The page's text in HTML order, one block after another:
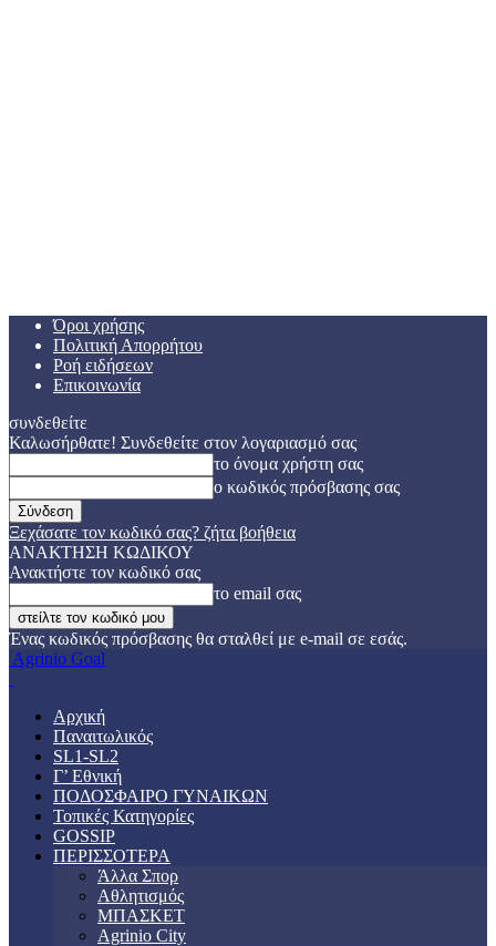
Όροι χρήσης
Πολιτική Απορρήτου
Ροή ειδήσεων
Επικοινωνία
συνδεθείτε
Καλωσήρθατε! Συνδεθείτε στον λογαριασμό σας
το όνομα χρήστη σας
ο κωδικός πρόσβασης σας
Ξεχάσατε τον κωδικό σας? ζήτα βοήθεια
ΑΝΑΚΤΗΣΗ ΚΩΔΙΚΟΥ
Ανακτήστε τον κωδικό σας
το email σας
Ένας κωδικός πρόσβασης θα σταλθεί με e-mail σε εσάς.
Agrinio Goal
Αρχική
Παναιτωλικός
SL1-SL2
Γ’ Εθνική
ΠΟΔΟΣΦΑΙΡΟ ΓΥΝΑΙΚΩΝ
Τοπικές Κατηγορίες
GOSSIP
ΠΕΡΙΣΣΟΤΕΡΑ
Άλλα Σπορ
Αθλητισμός
ΜΠΑΣΚΕΤ
Agrinio City